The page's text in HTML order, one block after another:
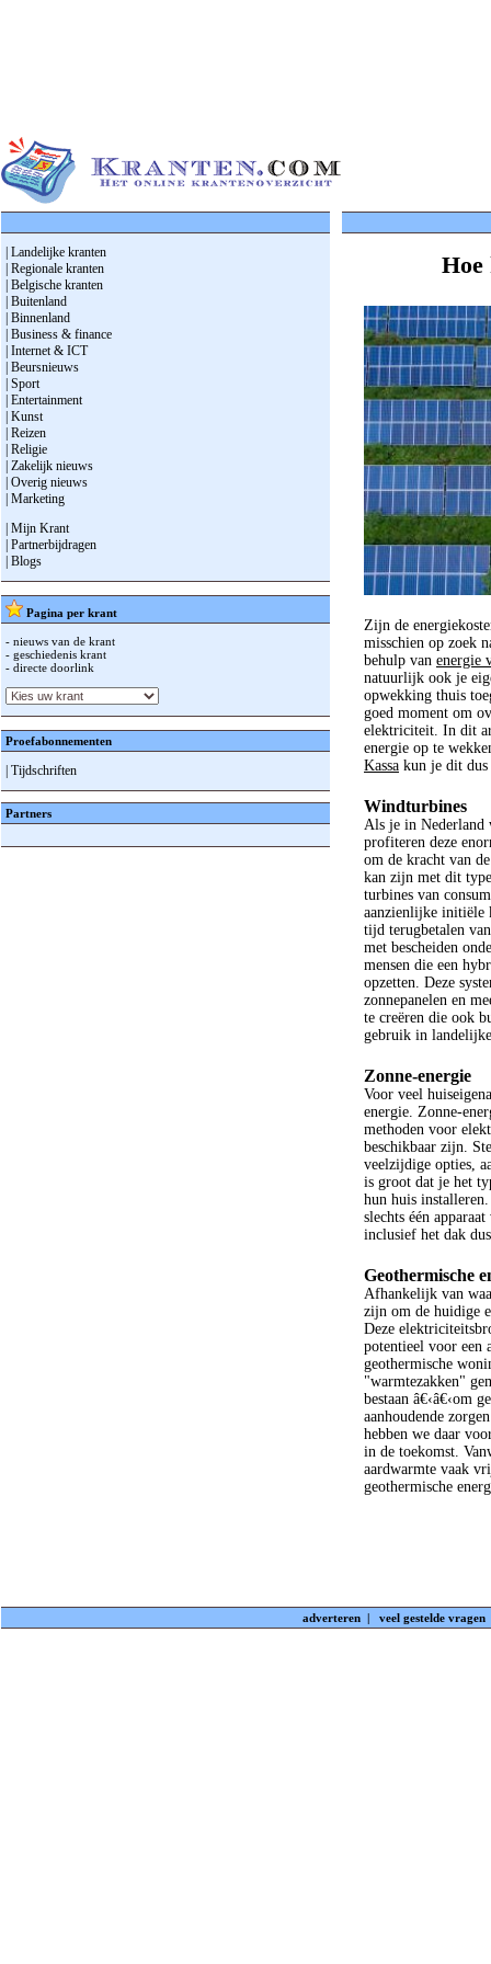
| Landelijke kranten
| Regionale kranten
| Belgische kranten
| Buitenland
| Binnenland
| Business & finance
| Internet & ICT
| Beursnieuws
| Sport
| Entertainment
| Kunst
| Reizen
| Religie
| Zakelijk nieuws
| Overig nieuws
| Marketing
| Mijn Krant
| Partnerbijdragen
| Blogs
Pagina per krant
- nieuws van de krant
- geschiedenis krant
- directe doorlink
Proefabonnementen
| Tijdschriften
Partners
Hoe
Zijn de
misschien op zoek
behulp van energie
natuurlijk ook je
opwekking thuis
goed moment om
elektriciteit. In dit
energie op te
Kassa kun je dit
Windturbines
Als je in Nederland
profiteren deze
om de kracht van
kan zijn met dit
turbines van
aanzienlijke initiële
tijd terugbetalen
met bescheiden
mensen die een
opzetten. Deze
zonnepanelen en
te creëren die ook
gebruik in
Zonne-energie
Voor veel
energie. Zonne-
methoden voor
beschikbaar zijn.
veelzijdige opties,
is groot dat je het
hun huis
slechts één
inclusief het dak
Geothermische
Afhankelijk van
zijn om de huidige
Deze
potentieel voor een
geothermische
"warmtezakken"
bestaan â€‹â€‹om
aanhoudende
hebben we daar
in de toekomst.
aardwarmte vaak
geothermische
adverteren | veel gestelde vragen